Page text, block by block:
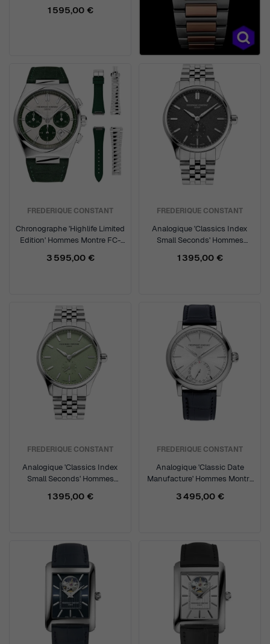
1 595,00 €
FREDERIQUE CONSTANT
Chronographe 'Highlife Limited
Edition' Hommes Montre FC-
3 595,00 €
FREDERIQUE CONSTANT
Analogique 'Classics Index
Small Seconds' Hommes
1 395,00 €
FREDERIQUE CONSTANT
Analogique 'Classics Index
Small Seconds' Hommes
1 395,00 €
FREDERIQUE CONSTANT
Analogique 'Classic Date
Manufacture' Hommes Montre
3 495,00 €